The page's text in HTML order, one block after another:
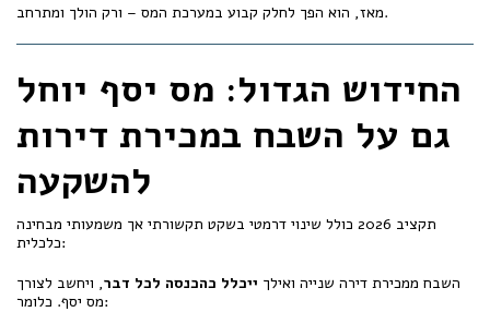
מאז, הוא הפך לחלק קבוע במערכת המס – ורק הולך ומתרחב.
החידוש הגדול: מס יסף יוחל
גם על השבח במכירת דירות
להשקעה
תקציב 2026 כולל שינוי דרמטי בשקט תקשורתי אך משמעותי מבחינה
כלכלית:
השבח ממכירת דירה שנייה ואילך ייכלל כהכנסה לכל דבר, ויחשב לצורך
מס יסף. כלומר: